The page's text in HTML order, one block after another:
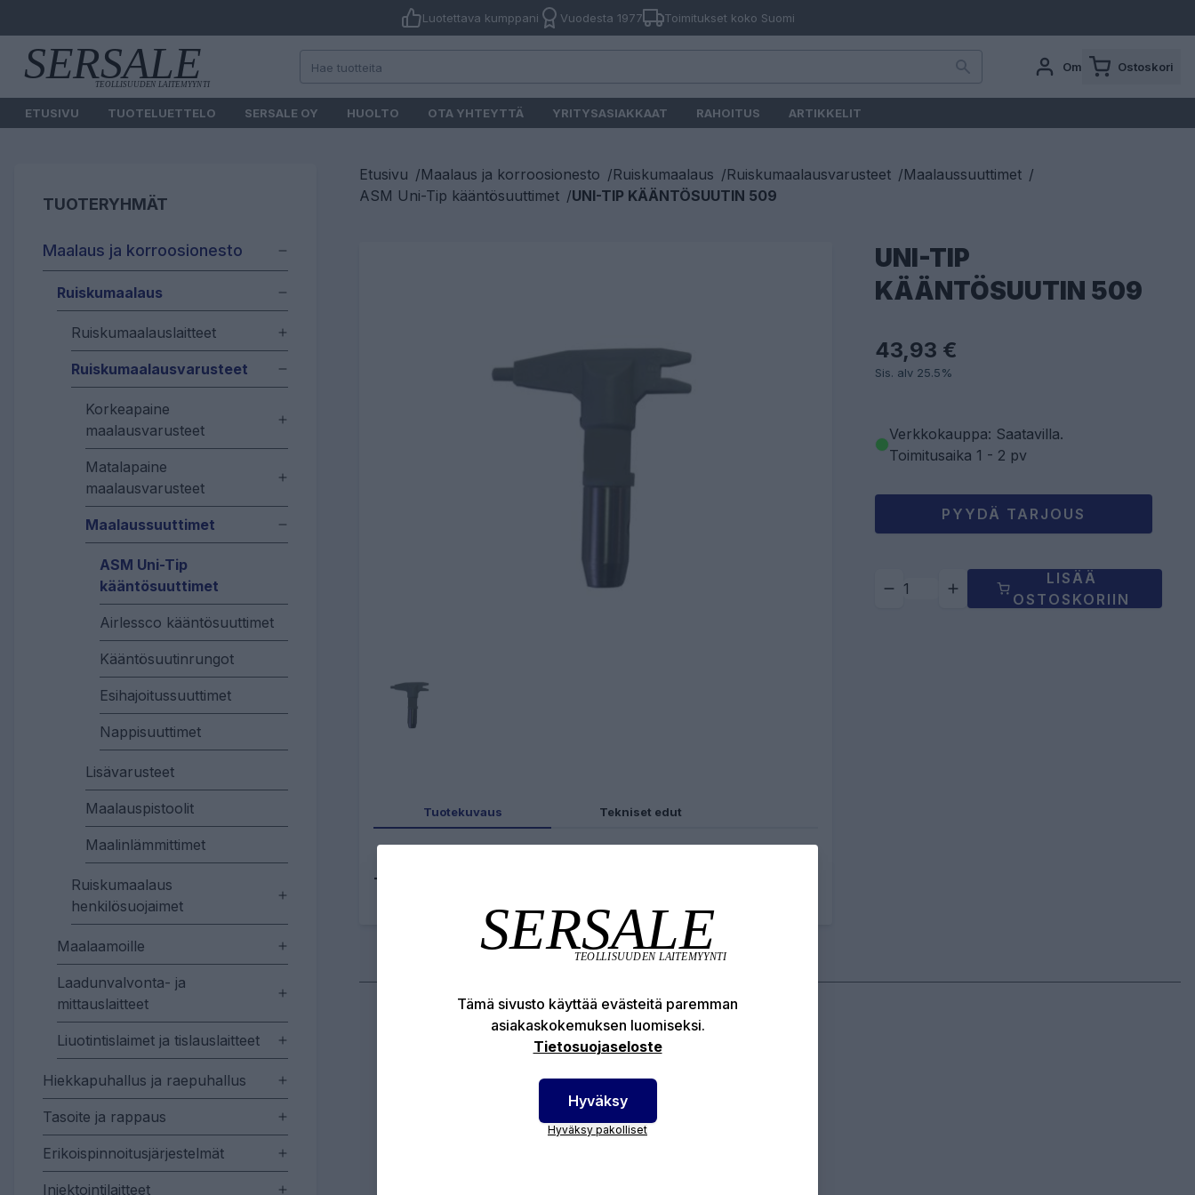
Luotettava kumppani Vuodesta 1977 Toimitukset koko Suomi
Oma tili Ostoskori
ETUSIVU TUOTELUETTELO SERSALE OY HUOLTO OTA YHTEYTTÄ YRITYSASIAKKAAT RAHOITUS ARTIKKELIT
TUOTERYHMÄT
Maalaus ja korroosionesto
Ruiskumaalaus
Ruiskumaalauslaitteet
Ruiskumaalausvarusteet
Korkeapaine
maalausvarusteet
Matalapaine
maalausvarusteet
Maalaussuuttimet
ASM Uni-Tip
kääntösuuttimet
Airlessco kääntösuuttimet
Kääntösuutinrungot
Esihajoitussuuttimet
Nappisuuttimet
Lisävarusteet
Maalauspistoolit
Maalinlämmittimet
Ruiskumaalaus
henkilösuojaimet
Maalaamoille
Laadunvalvonta- ja
mittauslaitteet
Liuotintislaimet ja tislauslaitteet
Hiekkapuhallus ja raepuhallus
Tasoite ja rappaus
Erikoispinnoitusjärjestelmät
Injektointilaitteet
Etusivu /Maalaus ja korroosionesto /Ruiskumaalaus /Ruiskumaalausvarusteet /Maalaussuuttimet /
ASM Uni-Tip kääntösuuttimet /UNI-TIP KÄÄNTÖSUUTIN 509
Tuotekuvaus Tekniset edut
Tuotenumero:
UNI-TIP
KÄÄNTÖSUUTIN 509
43,93 €
Sis. alv 25.5%
Verkkokauppa: Saatavilla.
Toimitusaika 1 - 2 pv
PYYDÄ TARJOUS
LISÄÄ
OSTOSKORIIN
Tämä sivusto käyttää evästeitä paremman
asiakaskokemuksen luomiseksi.
Tietosuojaseloste
Hyväksy
Hyväksy pakolliset